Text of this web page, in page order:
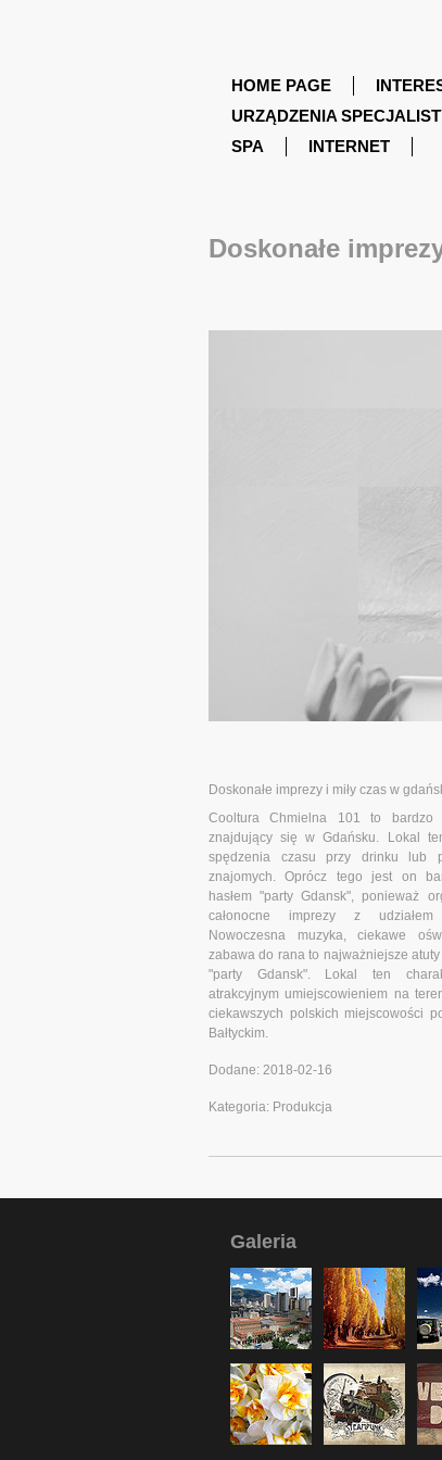
HOME PAGE
URZĄDZENIA
SPA
INTERNET
Doskonałe
Doskonałe imprezy i miły czas w
Cooltura Chmielna 101 to bardzo
znajdujący się w Gdańsku. Lokal
spędzenia czasu przy drinku lub
znajomych. Oprócz tego jest on
hasłem "party Gdansk", ponieważ
całonocne imprezy z
Nowoczesna muzyka, ciekawe
zabawa do rana to najważniejsze
"party Gdansk". Lokal ten
atrakcyjnym umiejscowieniem na
ciekawszych polskich miejscowości
Bałtyckim.
Dodane: 2018-02-16
Kategoria: Produkcja
Galeria